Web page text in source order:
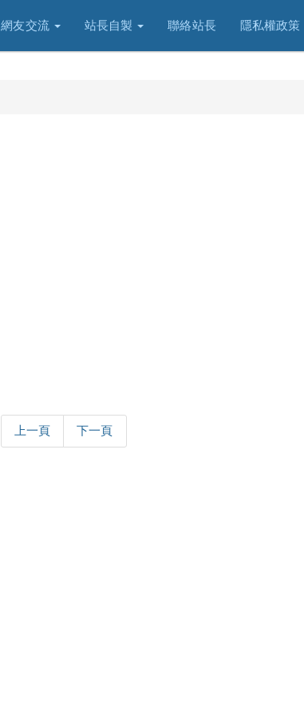
網友交流 站長自製 聯絡站長 隱私權政策
上一頁 下一頁